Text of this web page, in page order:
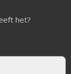
het?